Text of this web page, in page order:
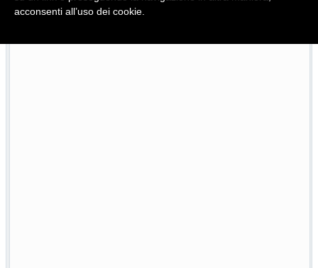
acconsenti all’uso dei cookie.